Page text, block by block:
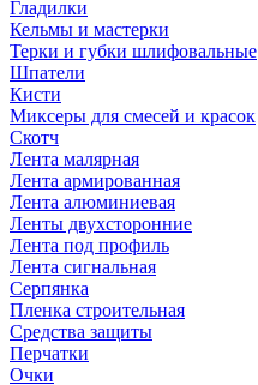
Гладилки
Кельмы и мастерки
Терки и губки шлифовальные
Шпатели
Кисти
Миксеры для смесей и красок
Скотч
Лента малярная
Лента армированная
Лента алюминиевая
Ленты двухсторонние
Лента под профиль
Лента сигнальная
Серпянка
Пленка строительная
Средства защиты
Перчатки
Очки